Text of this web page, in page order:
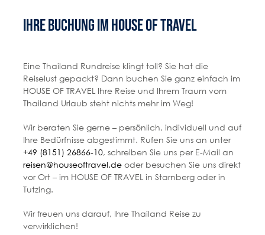
Ihre Buchung im HOUSE OF TRAVEL
Eine Thailand Rundreise klingt toll? Sie hat die
Reiselust gepackt? Dann buchen Sie ganz einfach im
HOUSE OF TRAVEL Ihre Reise und Ihrem Traum vom
Thailand Urlaub steht nichts mehr im Weg!
Wir beraten Sie gerne – persönlich, individuell und auf
Ihre Bedürfnisse abgestimmt. Rufen Sie uns an unter
+49 (8151) 26866-10, schreiben Sie uns per E-Mail an
reisen@houseoftravel.deoder besuchen Sie uns direkt
vor Ort – im HOUSE OF TRAVEL in Starnberg oder in
Tutzing.
Wir freuen uns darauf, Ihre Thailand Reise zu
verwirklichen!